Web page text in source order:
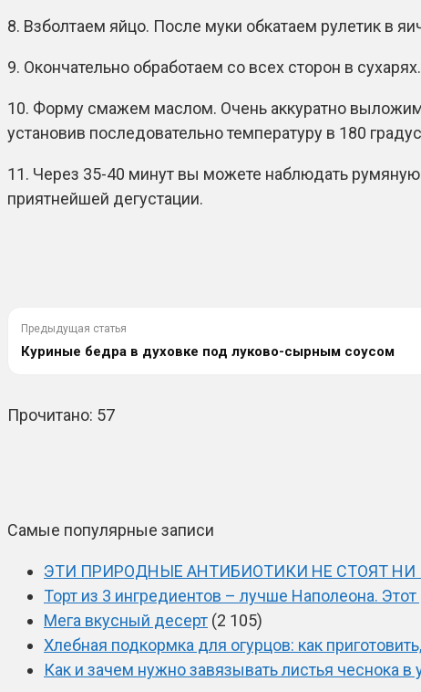
8. Взболтаем яйцо. После муки обкатаем рулетик в
9. Окончательно обработаем со всех сторон в
10. Форму смажем маслом. Очень аккуратно выложим
установив последовательно температуру в 180
11. Через 35-40 минут вы можете наблюдать румяную
приятнейшей дегустации.
Предыдущая статья
Куриные бедра в духовке под луково-сырным соусом
Прочитано: 57
Самые популярные записи
ЭТИ ПРИРОДНЫЕ АНТИБИОТИКИ НЕ СТОЯТ
Торт из 3 ингредиентов – лучше Наполеона.
Мега вкусный десерт (2 105)
Хлебная подкормка для огурцов: как
Как и зачем нужно завязывать листья чеснока в